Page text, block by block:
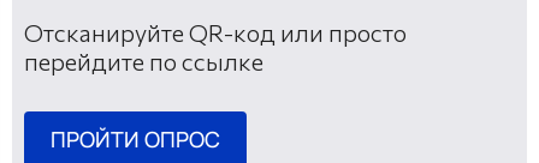
Отсканируйте QR-код или просто
перейдите по ссылке
ПРОЙТИ ОПРОС